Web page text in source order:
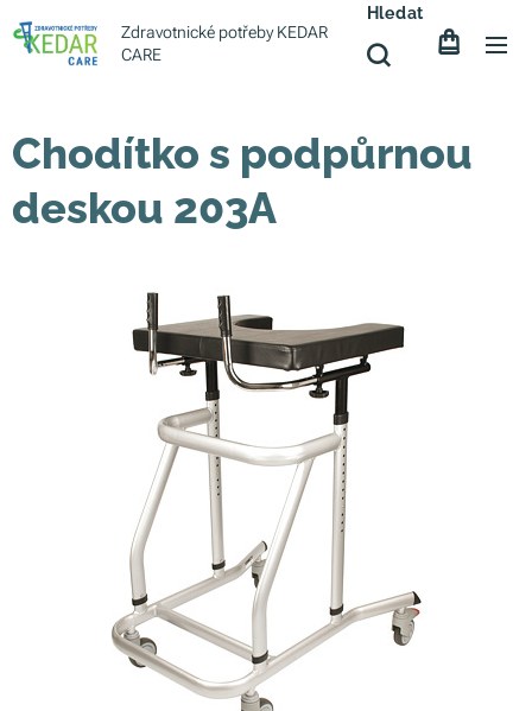
Zdravotnické potřeby KEDAR
CARE
Hledat
Chodítko s podpůrnou
deskou 203A